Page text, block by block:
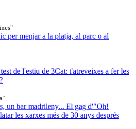
per menjar a la platja, al parc o al
de l'estiu de 3Cat: t'atreveixes a fer les
un bar madrileny... El gag d'"Oh!
les xarxes més de 30 anys després